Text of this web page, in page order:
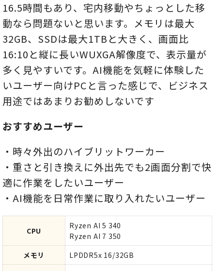
16.5時間もあり、宅内移動やちょっとした移
動なら問題ないと思います。メモリは最大
32GB、SSDは最大1TBと大きく、画面比
16:10と縦に長いWUXGA解像度で、表示量が
多く見やすいです。AI機能を気軽に体験した
いユーザー向けPCと言った感じで、ビジネス
用途ではあまりお勧めしないです
おすすめユーザー
・時々外出のハイブリットワーカー
・重さと引き換えに外出先でも2画面分割で快
適に作業をしたいユーザー
・AI機能を日常作業に取り入れたいユーザー
CPU
Ryzen AI 5 340
Ryzen AI 7 350
メモリ
LPDDR5x 16/32GB